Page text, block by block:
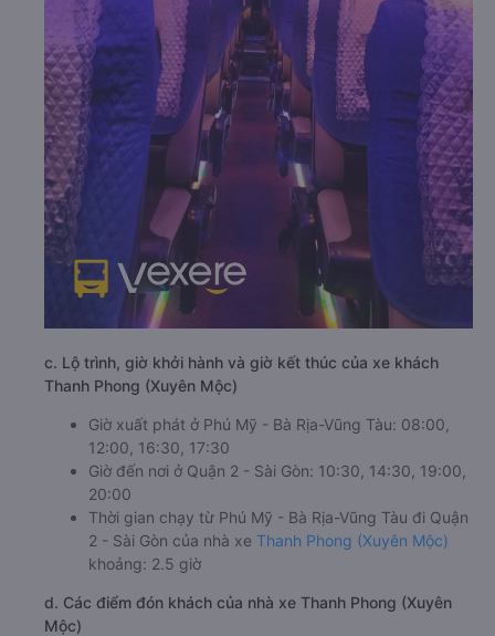
c. Lộ trình, giờ khởi hành và giờ kết thúc của xe khách
Thanh Phong (Xuyên Mộc)
Giờ xuất phát ở Phú Mỹ - Bà Rịa-Vũng Tàu: 08:00,
12:00, 16:30, 17:30
Giờ đến nơi ở Quận 2 - Sài Gòn: 10:30, 14:30, 19:00,
20:00
Thời gian chạy từ Phú Mỹ - Bà Rịa-Vũng Tàu đi Quận
2 - Sài Gòn của nhà xe Thanh Phong (Xuyên Mộc)
khoảng: 2.5 giờ
d. Các điểm đón khách của nhà xe Thanh Phong (Xuyên
Mộc)